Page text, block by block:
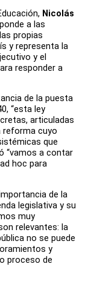
Nicolás
a las
propias
y representa la
y el
responder a
de la puesta
“esta ley
articuladas
reforma cuyo
que
“vamos a contar
hoc para
de la
legislativa y su
muy
relevantes: la
no se puede
y
proceso de